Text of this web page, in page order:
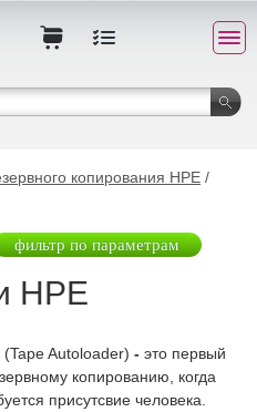
копирования HPE /
фильтр по параметрам
HPE
(Tape Autoloader) - это первый
копированию, когда
присутсвие человека.